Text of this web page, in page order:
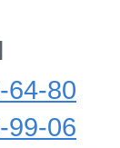
64-80
99-06